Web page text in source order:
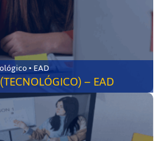
Divinópolis-MG • Tecnológico • EAD
– EAD